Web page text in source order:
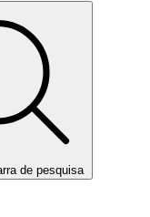
de pesquisa